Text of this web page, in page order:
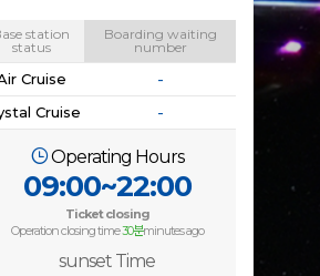
station
status
Boarding waiting
number
Cruise
-
Cruise
-
Operating Hours
09:00~22:00
Ticket closing
Operation closing time30분minutes ago
sunset Time